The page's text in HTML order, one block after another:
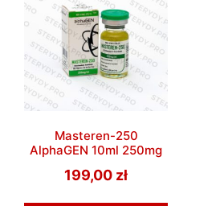
Masteren-250
AlphaGEN 10ml 250mg
199,00 zł